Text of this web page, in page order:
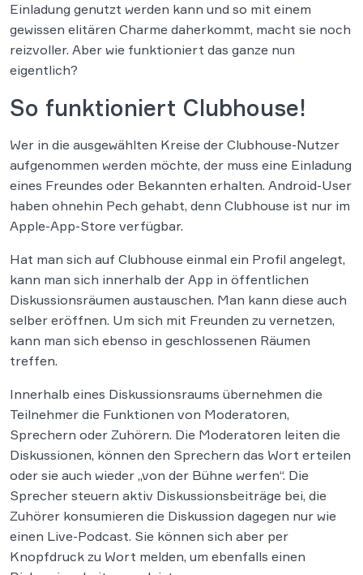
Einladung genutzt werden kann und so mit einem
gewissen elitären Charme daherkommt, macht sie noch
reizvoller. Aber wie funktioniert das ganze nun
eigentlich?
So funktioniert Clubhouse!
Wer in die ausgewählten Kreise der Clubhouse-Nutzer
aufgenommen werden möchte, der muss eine Einladung
eines Freundes oder Bekannten erhalten. Android-User
haben ohnehin Pech gehabt, denn Clubhouse ist nur im
Apple-App-Store verfügbar.
Hat man sich auf Clubhouse einmal ein Profil angelegt,
kann man sich innerhalb der App in öffentlichen
Diskussionsräumen austauschen. Man kann diese auch
selber eröffnen. Um sich mit Freunden zu vernetzen,
kann man sich ebenso in geschlossenen Räumen
treffen.
Innerhalb eines Diskussionsraums übernehmen die
Teilnehmer die Funktionen von Moderatoren,
Sprechern oder Zuhörern. Die Moderatoren leiten die
Diskussionen, können den Sprechern das Wort erteilen
oder sie auch wieder „von der Bühne werfen“. Die
Sprecher steuern aktiv Diskussionsbeiträge bei, die
Zuhörer konsumieren die Diskussion dagegen nur wie
einen Live-Podcast. Sie können sich aber per
Knopfdruck zu Wort melden, um ebenfalls einen